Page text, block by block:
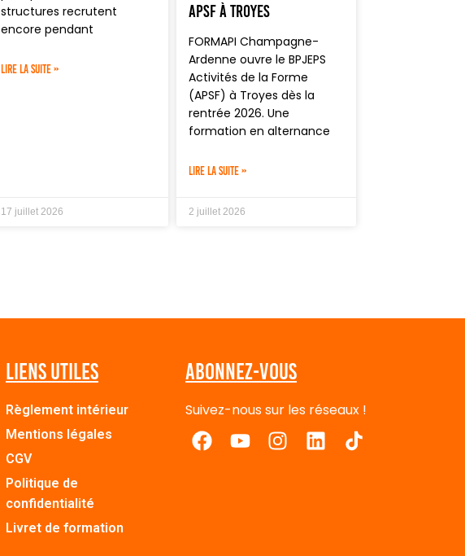
structures recrutent
encore pendant
LIRE LA SUITE »
17 juillet 2026
APSF à Troyes
FORMAPI Champagne-
Ardenne ouvre le BPJEPS
Activités de la Forme
(APSF) à Troyes dès la
rentrée 2026. Une
formation en alternance
LIRE LA SUITE »
2 juillet 2026
Liens utiles
Règlement intérieur
Mentions légales
CGV
Politique de
confidentialité
Livret de formation
Abonnez-vous
Suivez-nous sur les réseaux !